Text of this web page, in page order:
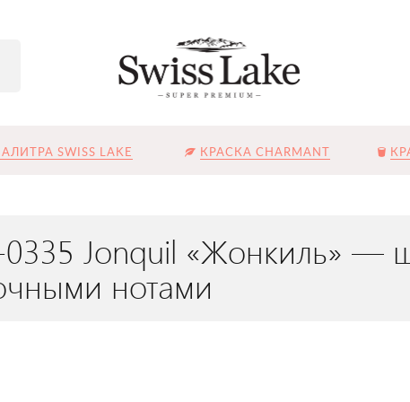
SWISS LAKE КРАСКА CHARMANT
0335 Jonquil «Жонкиль» —
нотами